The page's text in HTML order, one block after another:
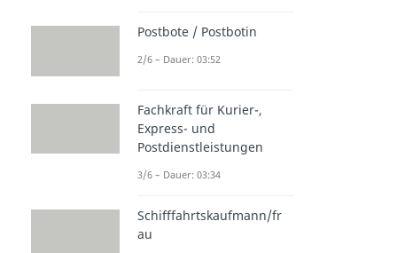
Postbote / Postbotin
2/6 – Dauer: 03:52
Fachkraft für Kurier-,
Express- und
Postdienstleistungen
3/6 – Dauer: 03:34
Schifffahrtskaufmann/fr
au